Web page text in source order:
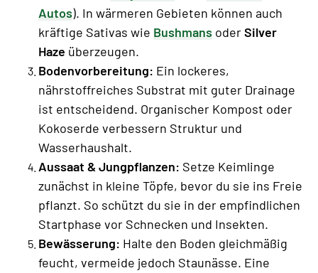
Autos). In wärmeren Gebieten können auch
kräftige Sativas wie Bushmans oderSilver
Haze überzeugen.
Bodenvorbereitung: Ein lockeres,
nährstoffreiches Substrat mit guter Drainage
ist entscheidend. Organischer Kompost oder
Kokoserde verbessern Struktur und
Wasserhaushalt.
Aussaat & Jungpflanzen: Setze Keimlinge
zunächst in kleine Töpfe, bevor du sie ins Freie
pflanzt. So schützt du sie in der empfindlichen
Startphase vor Schnecken und Insekten.
Bewässerung: Halte den Boden gleichmäßig
feucht, vermeide jedoch Staunässe. Eine